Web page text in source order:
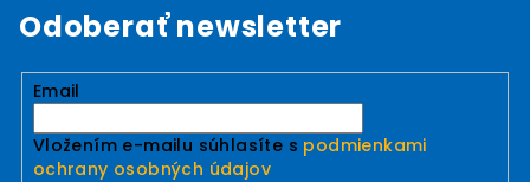
Odoberať newsletter
Email
Vložením e-mailu súhlasíte s podmienkami
ochrany osobných údajov